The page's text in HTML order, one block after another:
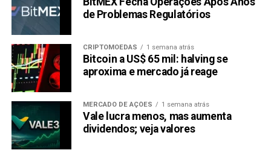
de Problemas Regulatórios
CRIPTOMOEDAS 1 semana atrás
Bitcoin a US$ 65 mil: halving se
aproxima e mercado já reage
MERCADO DE AÇÕES 1 semana atrás
Vale lucra menos, mas aumenta
dividendos; veja valores